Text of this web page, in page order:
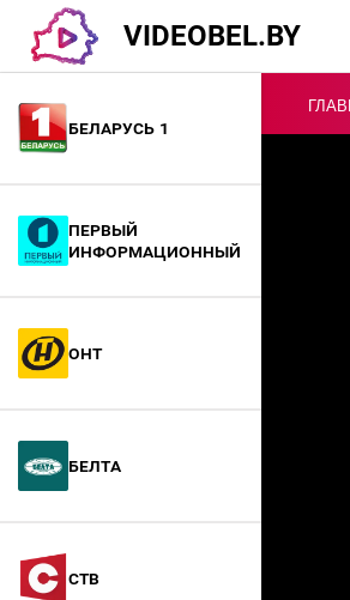
VIDEOBEL.BY
Беларусь 1
Первый
информационный
ОНТ
БелТА
СТВ